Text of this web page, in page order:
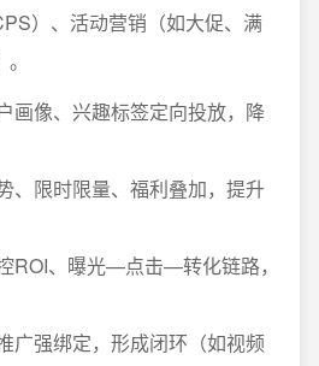
）、活动营销（如大促、满
画像、兴趣标签定向投放，降
、限时限量、福利叠加，提升
ROI、曝光—点击—转化链路，
广强绑定，形成闭环（如视频